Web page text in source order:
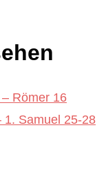
Römer 16
1. Samuel 25-28